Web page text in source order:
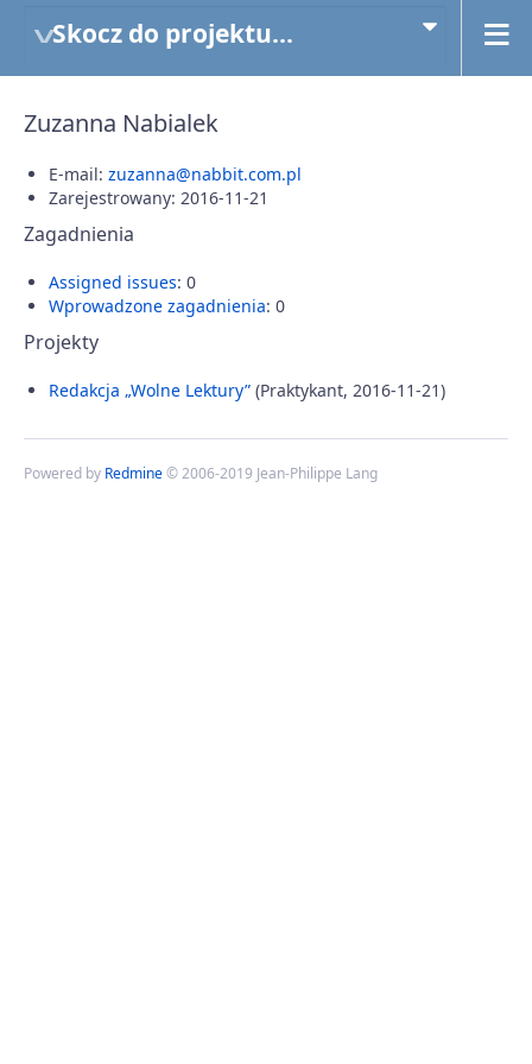
Skocz do projektu...
Zuzanna Nabialek
E-mail: zuzanna@nabbit.com.pl
Zarejestrowany: 2016-11-21
Zagadnienia
Assigned issues: 0
Wprowadzone zagadnienia: 0
Projekty
Redakcja „Wolne Lektury” (Praktykant, 2016-11-21)
Powered by Redmine© 2006-2019 Jean-Philippe Lang